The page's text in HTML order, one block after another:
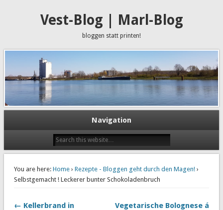
Vest-Blog | Marl-Blog
bloggen statt printen!
Navigation
You are here: Home› Rezepte - Bloggen geht durch den Magen!›
Selbstgemacht ! Leckerer bunter Schokoladenbruch
← Kellerbrand in
Vegetarische Bolognese á